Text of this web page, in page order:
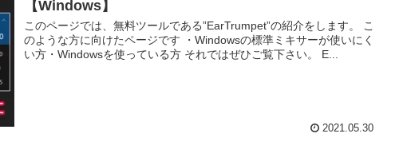
【Windows】
このページでは、無料ツールである”EarTrumpet”の紹介をします。 こ
のような方に向けたページです ・Windowsの標準ミキサーが使いにく
い方・Windowsを使っている方 それではぜひご覧下さい。 E...
2021.05.30